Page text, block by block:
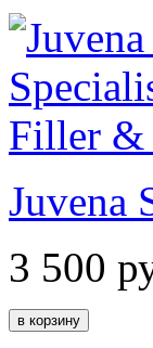
Juvena
3 500